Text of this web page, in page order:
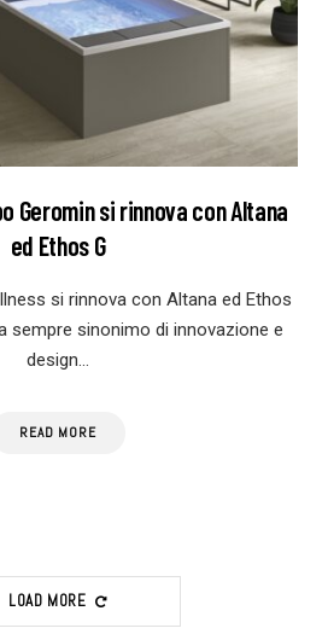
Geromin si rinnova con Altana
ed Ethos G
si rinnova con Altana ed Ethos
sempre sinonimo di innovazione e
design…
READ MORE
LOAD MORE